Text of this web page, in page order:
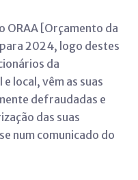
ORAA [Orçamento da
2024, logo destes
da
local, vêm as suas
defraudadas e
das suas
num comunicado do